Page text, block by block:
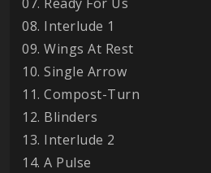
08. Interlude 1
09. Wings At Rest
10. Single Arrow
11. Compost-Turn
12. Blinders
13. Interlude 2
14. A Pulse